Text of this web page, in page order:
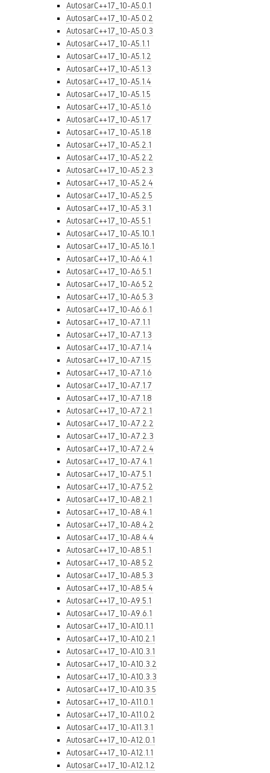
AutosarC++17_10-A5.0.1
AutosarC++17_10-A5.0.2
AutosarC++17_10-A5.0.3
AutosarC++17_10-A5.1.1
AutosarC++17_10-A5.1.2
AutosarC++17_10-A5.1.3
AutosarC++17_10-A5.1.4
AutosarC++17_10-A5.1.5
AutosarC++17_10-A5.1.6
AutosarC++17_10-A5.1.7
AutosarC++17_10-A5.1.8
AutosarC++17_10-A5.2.1
AutosarC++17_10-A5.2.2
AutosarC++17_10-A5.2.3
AutosarC++17_10-A5.2.4
AutosarC++17_10-A5.2.5
AutosarC++17_10-A5.3.1
AutosarC++17_10-A5.5.1
AutosarC++17_10-A5.10.1
AutosarC++17_10-A5.16.1
AutosarC++17_10-A6.4.1
AutosarC++17_10-A6.5.1
AutosarC++17_10-A6.5.2
AutosarC++17_10-A6.5.3
AutosarC++17_10-A6.6.1
AutosarC++17_10-A7.1.1
AutosarC++17_10-A7.1.3
AutosarC++17_10-A7.1.4
AutosarC++17_10-A7.1.5
AutosarC++17_10-A7.1.6
AutosarC++17_10-A7.1.7
AutosarC++17_10-A7.1.8
AutosarC++17_10-A7.2.1
AutosarC++17_10-A7.2.2
AutosarC++17_10-A7.2.3
AutosarC++17_10-A7.2.4
AutosarC++17_10-A7.4.1
AutosarC++17_10-A7.5.1
AutosarC++17_10-A7.5.2
AutosarC++17_10-A8.2.1
AutosarC++17_10-A8.4.1
AutosarC++17_10-A8.4.2
AutosarC++17_10-A8.4.4
AutosarC++17_10-A8.5.1
AutosarC++17_10-A8.5.2
AutosarC++17_10-A8.5.3
AutosarC++17_10-A8.5.4
AutosarC++17_10-A9.5.1
AutosarC++17_10-A9.6.1
AutosarC++17_10-A10.1.1
AutosarC++17_10-A10.2.1
AutosarC++17_10-A10.3.1
AutosarC++17_10-A10.3.2
AutosarC++17_10-A10.3.3
AutosarC++17_10-A10.3.5
AutosarC++17_10-A11.0.1
AutosarC++17_10-A11.0.2
AutosarC++17_10-A11.3.1
AutosarC++17_10-A12.0.1
AutosarC++17_10-A12.1.1
AutosarC++17_10-A12.1.2